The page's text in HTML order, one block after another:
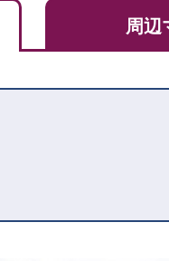
周辺